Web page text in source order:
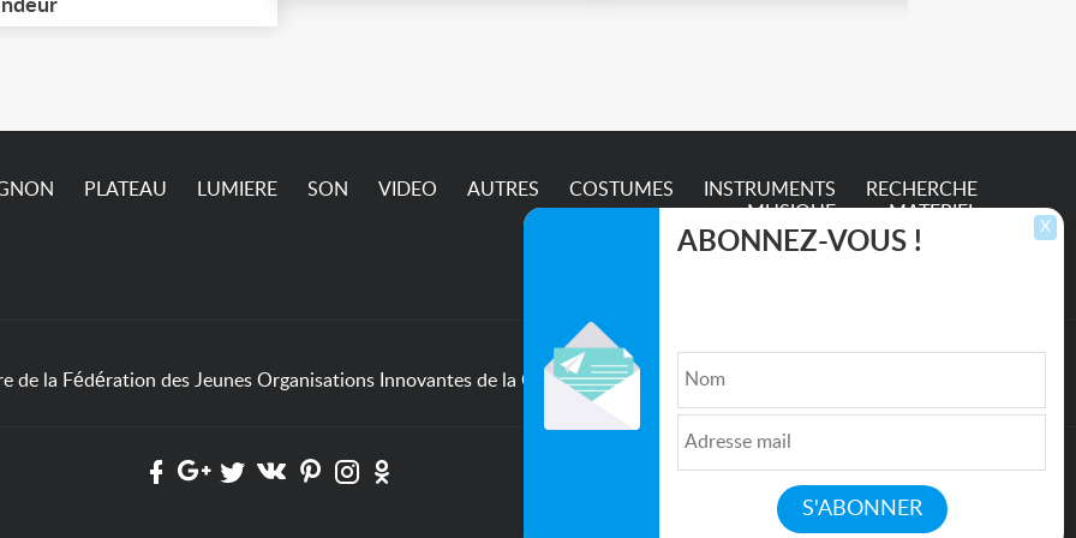
à Ivry-sur-Seine
jusqu'à ce vendredi 7
passe pas sur l’annonce
PLATEAU LUMIERE SON VIDEO AUTRES COSTUMES
INSTRUMENTS
MUSIQUE
RECHERCHE
MATERIEL
de la Fédération des Jeunes Organisations Innovantes de la Culture et de l'Entertainment
Qui sommes nous ?| Médias| Newsletter| CGU|
Politique de confidentialité
Partenaires
Mentions légales
X
ABONNEZ-VOUS !